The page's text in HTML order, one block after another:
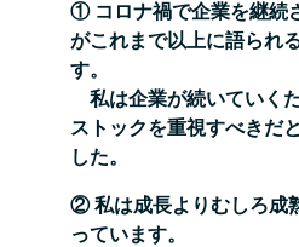
① コロナ禍で企業を継続
がこれまで以上に語られ
す。
私は企業が続いていく
ストックを重視すべきだ
した。
② 私は成長よりむしろ成
っています。